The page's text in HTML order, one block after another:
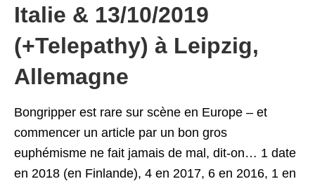
Italie & 13/10/2019
(+Telepathy) à Leipzig,
Allemagne
Bongripper est rare sur scène en Europe – et
commencer un article par un bon gros
euphémisme ne fait jamais de mal, dit-on… 1 date
en 2018 (en Finlande), 4 en 2017, 6 en 2016, 1 en